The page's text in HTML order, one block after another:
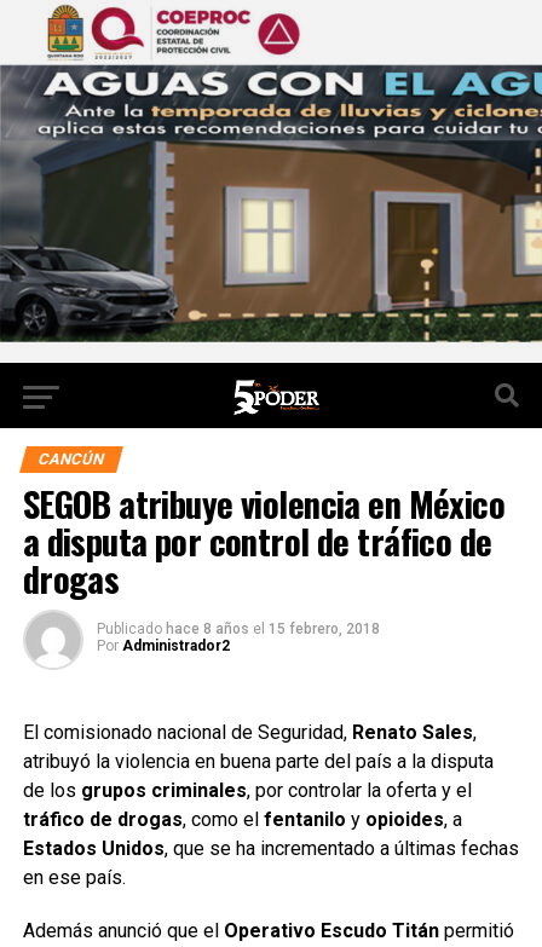
CANCÚN
SEGOB atribuye violencia en México
a disputa por control de tráfico de
drogas
Publicado hace 8 años el 15 febrero, 2018
Por Administrador2
El comisionado nacional de Seguridad,Renato Sales,
atribuyó la violencia en buena parte del país a la disputa
de los grupos criminales, por controlar la oferta y el
tráfico de drogas, como el fentanilo y opioides, a
Estados Unidos, que se ha incrementado a últimas fechas
en ese país.
Además anunció que el Operativo Escudo Titán permitió